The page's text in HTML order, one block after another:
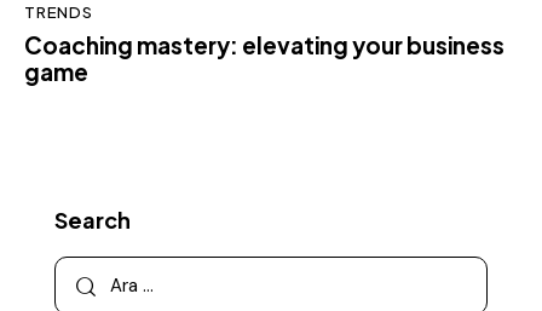
TRENDS
Coaching mastery: elevating your business
game
Search